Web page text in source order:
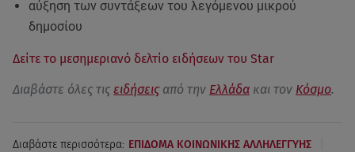
αύξηση των συντάξεων του λεγόμενου μικρού
δημοσίου
Δείτε το μεσημεριανό δελτίο ειδήσεων του Star
Διαβάστε όλες τις ειδήσεις από την Ελλάδα και τον Κόσμο.
Διαβάστε περισσότερα: ΕΠΙΔΟΜΑ ΚΟΙΝΩΝΙΚΗΣ ΑΛΛΗΛΕΓΓΥΗΣ